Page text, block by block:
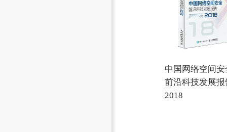
中国网络空间安
前沿科技发展报
2018